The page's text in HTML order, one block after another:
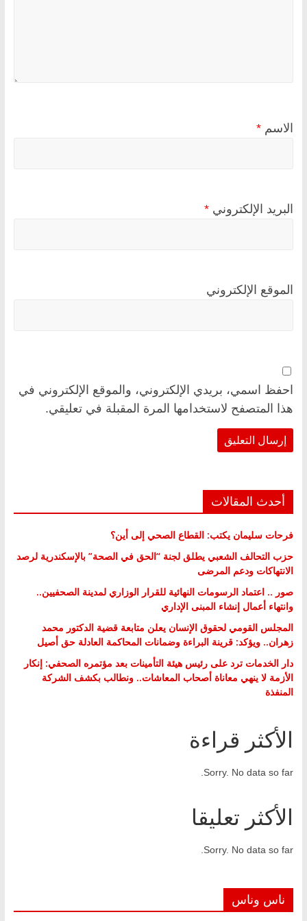
الاسم *
البريد الإلكتروني *
الموقع الإلكتروني
احفظ اسمي، بريدي الإلكتروني، والموقع الإلكتروني في
هذا المتصفح لاستخدامها المرة المقبلة في تعليقي.
أحدث المقالات
فرحات سليمان يكتب: القطاع الصحي إلى أين؟
حزب التحالف الشعبي يطلق لجنة “الحق في الصحة” بالإسكندرية لرصد
الانتهاكات ودعم المرضى
صور .. اعتماد الرسومات النهائية للقرار الوزاري لمدينة الصحفيين..
وانتهاء أعمال إنشاء المبنى الإداري
المجلس القومي لحقوق الإنسان يعلن متابعة قضية الدكتور محمد
زهران.. ويؤكد: قرينة البراءة وضمانات المحاكمة العادلة حق أصيل
دار الخدمات ترد على رئيس هيئة التأمينات بعد مؤتمره الصحفي: إنكار
الأزمة لا ينهي معاناة أصحاب المعاشات.. ونطالب بكشف الشركة
المنفذة
الأكثر قراءة
Sorry. No data so far.
الأكثر تعليقا
Sorry. No data so far.
ناس وناس